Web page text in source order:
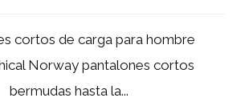
cortos de carga para hombre
Norway pantalones cortos
bermudas hasta la...